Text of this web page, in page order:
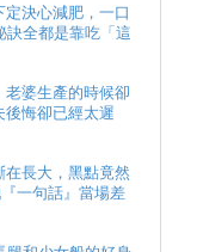
決心減肥，一口
訣全都是靠吃「這
婆生產的時候卻
悔卻已經太遲
長大，黑點竟然
一句話』當場差